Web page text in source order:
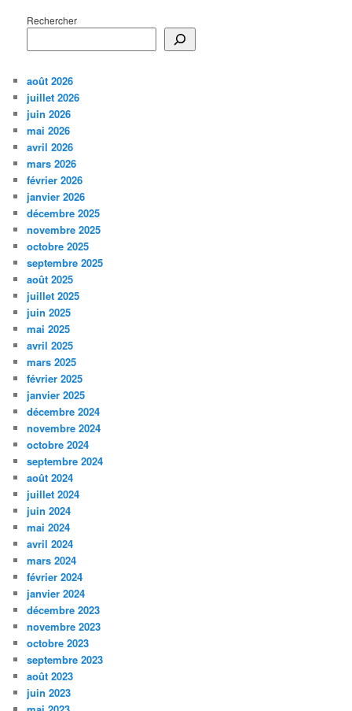
Rechercher
août 2026
juillet 2026
juin 2026
mai 2026
avril 2026
mars 2026
février 2026
janvier 2026
décembre 2025
novembre 2025
octobre 2025
septembre 2025
août 2025
juillet 2025
juin 2025
mai 2025
avril 2025
mars 2025
février 2025
janvier 2025
décembre 2024
novembre 2024
octobre 2024
septembre 2024
août 2024
juillet 2024
juin 2024
mai 2024
avril 2024
mars 2024
février 2024
janvier 2024
décembre 2023
novembre 2023
octobre 2023
septembre 2023
août 2023
juin 2023